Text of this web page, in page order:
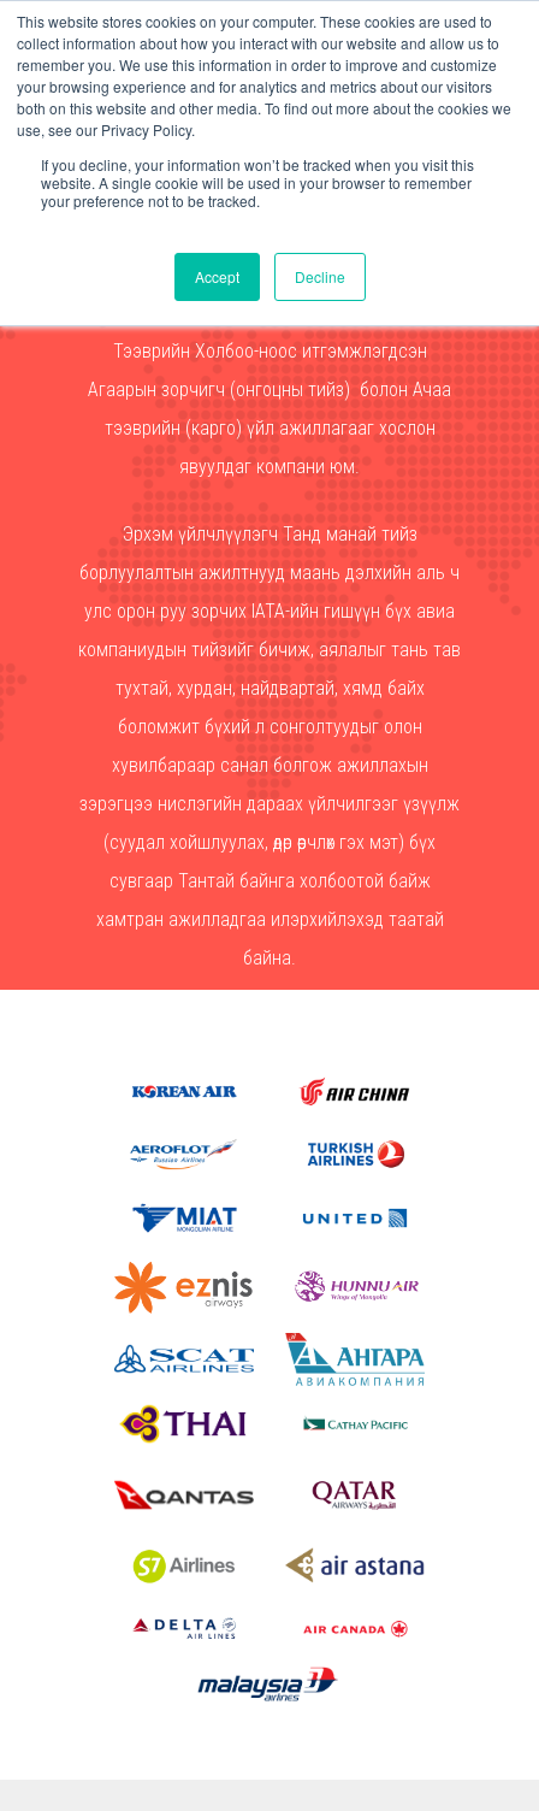
This website stores cookies on your computer. These cookies are used to
collect information about how you interact with our website and allow us to
remember you. We use this information in order to improve and customize
your browsing experience and for analytics and metrics about our visitors
both on this website and other media. To find out more about the cookies we
use, see our Privacy Policy.
If you decline, your information won’t be tracked when you visit this
website. A single cookie will be used in your browser to remember
your preference not to be tracked.
Accept Decline
Hit enter to search or ESC to close
Манай Карголинк ХХК нь 2003 онд
Тээврийн Холбоо-ноос итгэмжлэгдсэн
Агаарын зорчигч (онгоцны тийз) болон Ачаа
тээврийн (карго) үйл ажиллагааг хослон
явуулдаг компани юм.
Эрхэм үйлчлүүлэгч Танд манай тийз
борлуулалтын ажилтнууд маань дэлхийн аль ч
улс орон руу зорчих IATA-ийн гишүүн бүх авиа
компаниудын тийзийг бичиж, аялалыг тань тав
тухтай, хурдан, найдвартай, хямд байх
боломжит бүхий л сонголтуудыг олон
хувилбараар санал болгож ажиллахын
зэрэгцээ нислэгийн дараах үйлчилгээг үзүүлж
(суудал хойшлуулах, өдөр өөрчлөх гэх мэт) бүх
сувгаар Тантай байнга холбоотой байж
хамтран ажилладгаа илэрхийлэхэд таатай
байна.